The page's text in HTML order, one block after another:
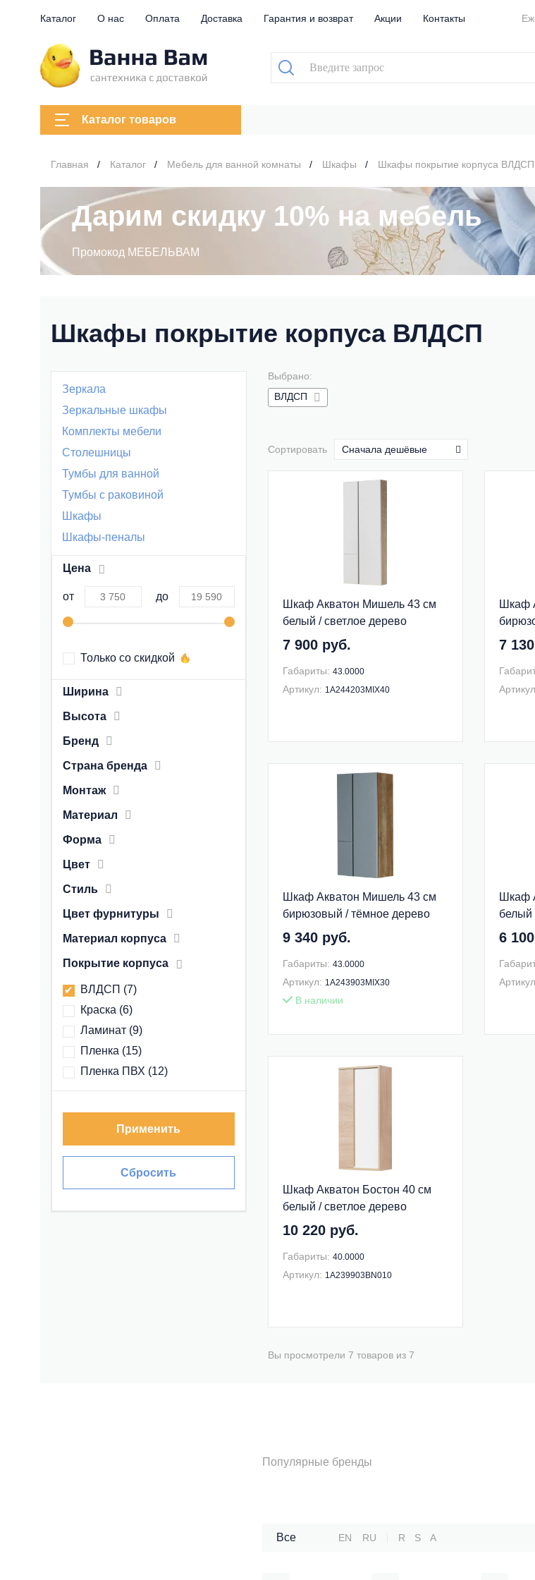
Каталог О нас Оплата Доставка Гарантия и возврат Акции Контакты
Каталог товаров
Главная Каталог Мебель для ванной комнаты Шкафы Шкафы покрытие корпуса ВЛДСП
Дарим скидку 10% на мебель
Промокод МЕБЕЛЬВАМ
Шкафы покрытие корпуса ВЛДСП
Зеркала
Зеркальные шкафы
Комплекты мебели
Столешницы
Тумбы для ванной
Тумбы с раковиной
Шкафы
Шкафы-пеналы
Цена
от до
Только со скидкой
Ширина
Высота
Бренд
Страна бренда
Монтаж
Материал
Форма
Цвет
Стиль
Цвет фурнитуры
Материал корпуса
Покрытие корпуса
ВЛДСП (7)
Краска (6)
Ламинат (9)
Пленка (15)
Пленка ПВХ (12)
Применить
Сбросить
Выбрано:
ВЛДСП
Сортировать Сначала дешёвые
Шкаф Акватон Мишель 43 см
белый / светлое дерево
1A244203MIX40
7 900 руб.
Габариты: 43.0000
Артикул: 1A244203MIX40
Шкаф
7
Шкаф Акватон Мишель 43 см
бирюзовый / тёмное дерево
1A243903MIX30
9 340 руб.
Габариты: 43.0000
Артикул: 1A243903MIX30
В наличии
Шкаф
белый
6
Шкаф Акватон Бостон 40 см
белый / светлое дерево
1A239903BN010 левый
10 220 руб.
Габариты: 40.0000
Артикул: 1A239903BN010
Вы просмотрели 7 товаров из 7
Популярные бренды
Все EN RU R S А